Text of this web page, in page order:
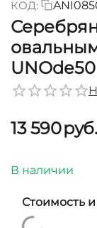
КОД:
UNOde50
13 590руб.
В наличии
Стоимость